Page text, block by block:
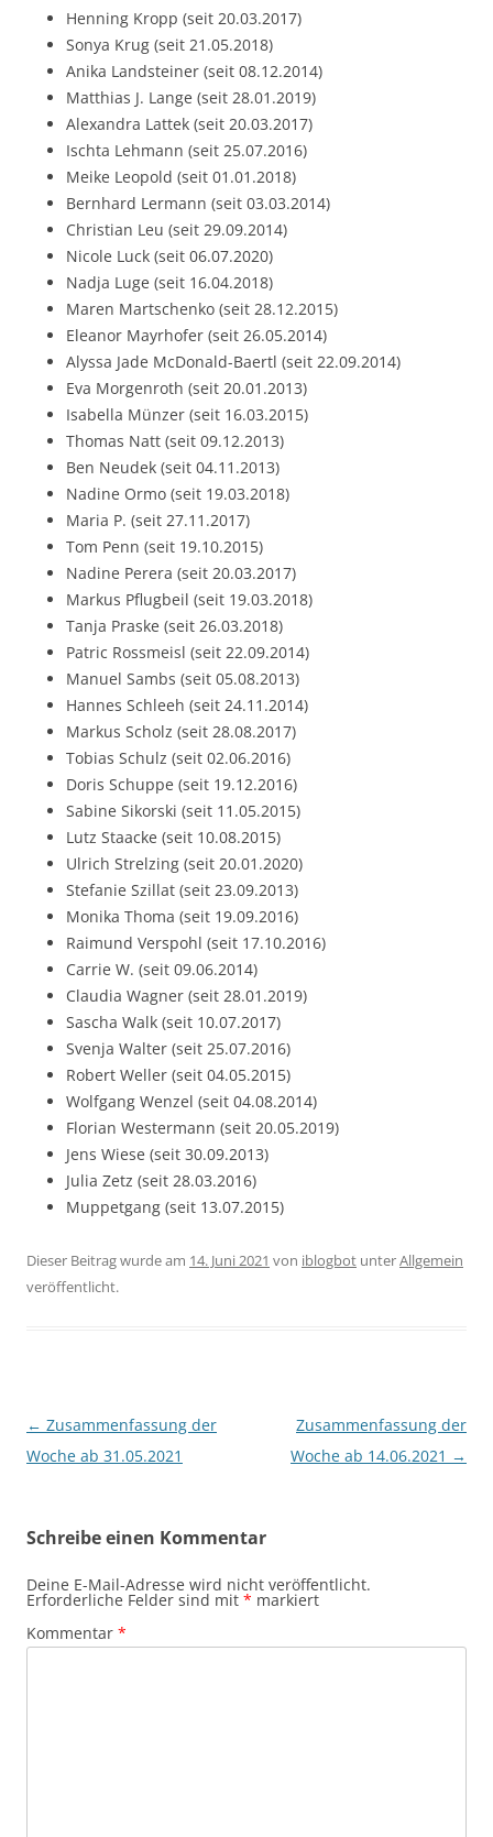
Henning Kropp (seit 20.03.2017)
Sonya Krug (seit 21.05.2018)
Anika Landsteiner (seit 08.12.2014)
Matthias J. Lange (seit 28.01.2019)
Alexandra Lattek (seit 20.03.2017)
Ischta Lehmann (seit 25.07.2016)
Meike Leopold (seit 01.01.2018)
Bernhard Lermann (seit 03.03.2014)
Christian Leu (seit 29.09.2014)
Nicole Luck (seit 06.07.2020)
Nadja Luge (seit 16.04.2018)
Maren Martschenko (seit 28.12.2015)
Eleanor Mayrhofer (seit 26.05.2014)
Alyssa Jade McDonald-Baertl (seit 22.09.2014)
Eva Morgenroth (seit 20.01.2013)
Isabella Münzer (seit 16.03.2015)
Thomas Natt (seit 09.12.2013)
Ben Neudek (seit 04.11.2013)
Nadine Ormo (seit 19.03.2018)
Maria P. (seit 27.11.2017)
Tom Penn (seit 19.10.2015)
Nadine Perera (seit 20.03.2017)
Markus Pflugbeil (seit 19.03.2018)
Tanja Praske (seit 26.03.2018)
Patric Rossmeisl (seit 22.09.2014)
Manuel Sambs (seit 05.08.2013)
Hannes Schleeh (seit 24.11.2014)
Markus Scholz (seit 28.08.2017)
Tobias Schulz (seit 02.06.2016)
Doris Schuppe (seit 19.12.2016)
Sabine Sikorski (seit 11.05.2015)
Lutz Staacke (seit 10.08.2015)
Ulrich Strelzing (seit 20.01.2020)
Stefanie Szillat (seit 23.09.2013)
Monika Thoma (seit 19.09.2016)
Raimund Verspohl (seit 17.10.2016)
Carrie W. (seit 09.06.2014)
Claudia Wagner (seit 28.01.2019)
Sascha Walk (seit 10.07.2017)
Svenja Walter (seit 25.07.2016)
Robert Weller (seit 04.05.2015)
Wolfgang Wenzel (seit 04.08.2014)
Florian Westermann (seit 20.05.2019)
Jens Wiese (seit 30.09.2013)
Julia Zetz (seit 28.03.2016)
Muppetgang (seit 13.07.2015)
Dieser Beitrag wurde am 14. Juni 2021 von iblogbot unterAllgemein
veröffentlicht.
Beitragsnavigation
← Zusammenfassung der
Woche ab 31.05.2021
Zusammenfassung der
Woche ab 14.06.2021 →
Schreibe einen Kommentar
Deine E-Mail-Adresse wird nicht veröffentlicht.
Erforderliche Felder sind mit * markiert
Kommentar *